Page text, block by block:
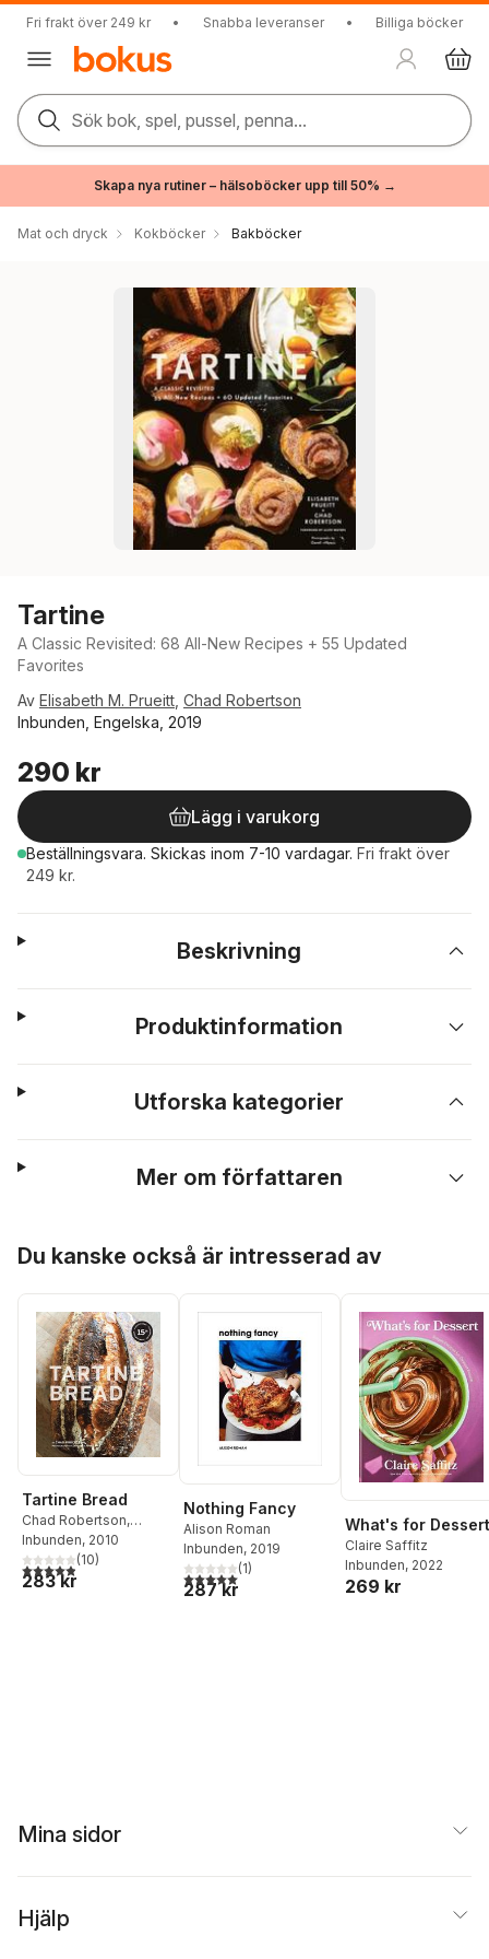
Fri frakt över 249 kr • Snabba leveranser • Billiga böcker
Sök bok, spel, pussel, penna...
Skapa nya rutiner – hälsoböcker upp till 50% →
Mat och dryck Kokböcker Bakböcker
Tartine
A Classic Revisited: 68 All-New Recipes + 55 Updated
Favorites
Av Elisabeth M. Prueitt Chad Robertson
Inbunden, Engelska, 2019
290 kr
Lägg i varukorg
Beställningsvara. Skickas inom 7-10 vardagar. Fri frakt över
249 kr.
Beskrivning
Produktinformation
Utforska kategorier
Mer om författaren
Du kanske också är intresserad av
Tartine Bread
Chad Robertson,
Elizabeth Prueitt
Inbunden, 2010
4,9utav 5 stjärnor. Totalt antal röster:
(10)
283 kr
Nothing Fancy
Alison Roman
Inbunden, 2019
5,0utav 5 stjärnor. Totalt antal röster:
(1)
287 kr
What's for Dessert
Claire Saffitz
Inbunden, 2022
269 kr
Mina sidor
Hjälp